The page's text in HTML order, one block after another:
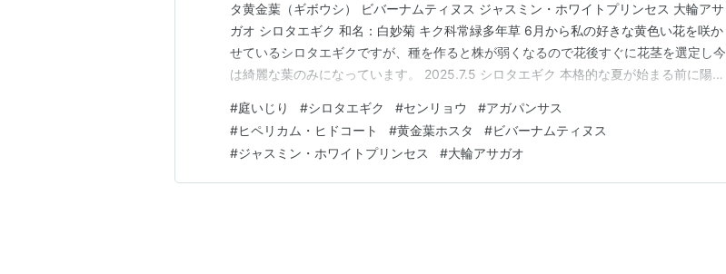
タ黄金葉（ギボウシ） ビバーナムティヌス ジャスミン・ホワイトプリンセス 大輪アサ
ガオ シロタエギク 和名：白妙菊 キク科常緑多年草 6月から私の好きな黄色い花を咲か
せているシロタエギクですが、種を作ると株が弱くなるので花後すぐに花茎を選定し今
は綺麗な葉のみになっています。 2025.7.5 シロタエギク 本格的な夏が始まる前に陽射
は2代目で前の代は根腐れで枯れてしまい、その原因が土が乾く前に水をやり株元が蒸
れてしまったのではないかと注…
#庭いじり #シロタエギク #センリョウ #アガパンサス
#ヒペリカム・ヒドコート #黄金葉ホスタ #ビバーナムティヌス
#ジャスミン・ホワイトプリンセス #大輪アサガオ